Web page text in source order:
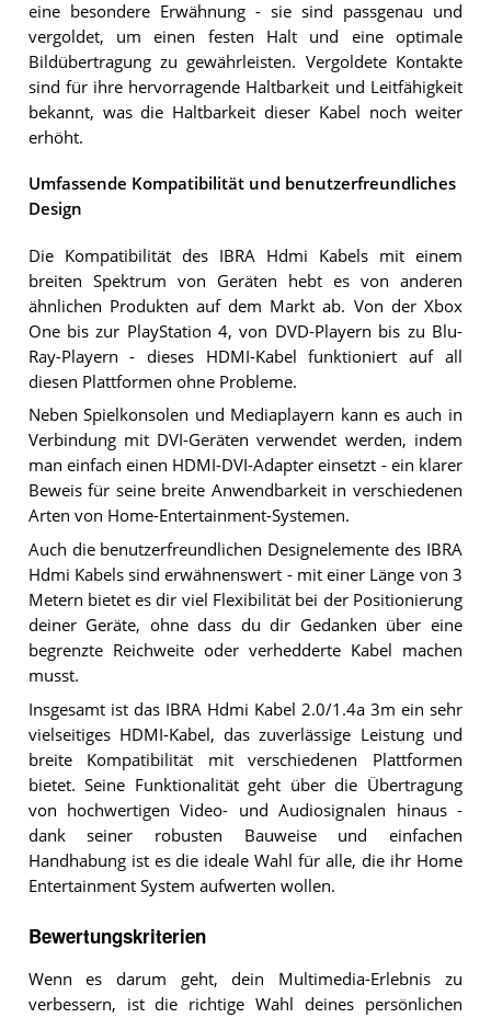
eine besondere Erwähnung - sie sind passgenau und
vergoldet, um einen festen Halt und eine optimale
Bildübertragung zu gewährleisten. Vergoldete Kontakte
sind für ihre hervorragende Haltbarkeit und Leitfähigkeit
bekannt, was die Haltbarkeit dieser Kabel noch weiter
erhöht.
Umfassende Kompatibilität und benutzerfreundliches
Design
Die Kompatibilität des IBRA Hdmi Kabels mit einem
breiten Spektrum von Geräten hebt es von anderen
ähnlichen Produkten auf dem Markt ab. Von der Xbox
One bis zur PlayStation 4, von DVD-Playern bis zu Blu-
Ray-Playern - dieses HDMI-Kabel funktioniert auf all
diesen Plattformen ohne Probleme.
Neben Spielkonsolen und Mediaplayern kann es auch in
Verbindung mit DVI-Geräten verwendet werden, indem
man einfach einen HDMI-DVI-Adapter einsetzt - ein klarer
Beweis für seine breite Anwendbarkeit in verschiedenen
Arten von Home-Entertainment-Systemen.
Auch die benutzerfreundlichen Designelemente des IBRA
Hdmi Kabels sind erwähnenswert - mit einer Länge von 3
Metern bietet es dir viel Flexibilität bei der Positionierung
deiner Geräte, ohne dass du dir Gedanken über eine
begrenzte Reichweite oder verhedderte Kabel machen
musst.
Insgesamt ist das IBRA Hdmi Kabel 2.0/1.4a 3m ein sehr
vielseitiges HDMI-Kabel, das zuverlässige Leistung und
breite Kompatibilität mit verschiedenen Plattformen
bietet. Seine Funktionalität geht über die Übertragung
von hochwertigen Video- und Audiosignalen hinaus -
dank seiner robusten Bauweise und einfachen
Handhabung ist es die ideale Wahl für alle, die ihr Home
Entertainment System aufwerten wollen.
Bewertungskriterien
Wenn es darum geht, dein Multimedia-Erlebnis zu
verbessern, ist die richtige Wahl deines persönlichen